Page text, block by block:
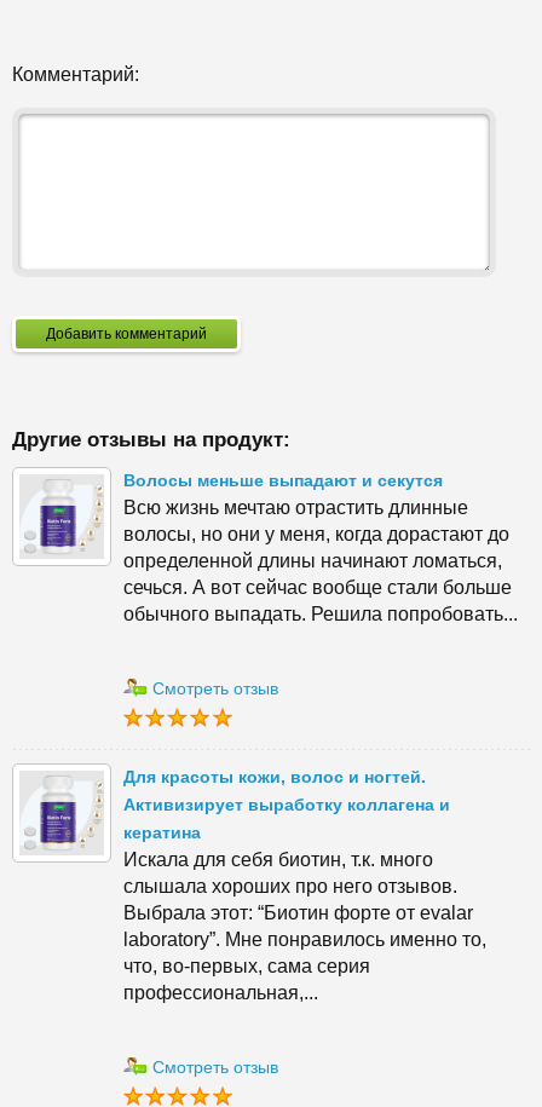
Комментарий:
Добавить комментарий
Другие отзывы на продукт:
Волосы меньше выпадают и секутся
Всю жизнь мечтаю отрастить длинные
волосы, но они у меня, когда дорастают до
определенной длины начинают ломаться,
сечься. А вот сейчас вообще стали больше
обычного выпадать. Решила попробовать...
Смотреть отзыв
Для красоты кожи, волос и ногтей.
Активизирует выработку коллагена и
кератина
Искала для себя биотин, т.к. много
слышала хороших про него отзывов.
Выбрала этот: “Биотин форте от evalar
laboratory”. Мне понравилось именно то,
что, во-первых, сама серия
профессиональная,...
Смотреть отзыв